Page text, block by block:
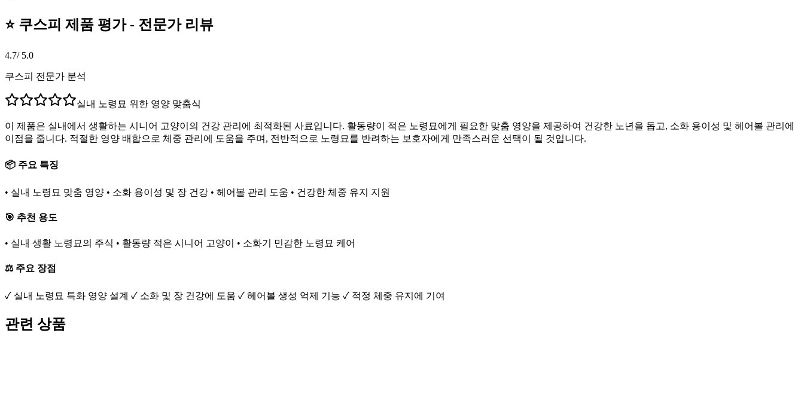
⭐ 쿠스피 제품 평가 - 전문가 리뷰
4.7/ 5.0
쿠스피 전문가 분석
실내 노령묘 위한 영양 맞춤식
이 제품은 실내에서 생활하는 시니어 고양이의 건강 관리에 최적화된 사료입니다. 활동량이 적은 노령묘에게 필요한 맞춤 영양을 제공하여 건강한 노년을 돕고, 소화 용이성 및 헤어볼 관리에
이점을 줍니다. 적절한 영양 배합으로 체중 관리에 도움을 주며, 전반적으로 노령묘를 반려하는 보호자에게 만족스러운 선택이 될 것입니다.
📦 주요 특징
• 실내 노령묘 맞춤 영양 • 소화 용이성 및 장 건강 • 헤어볼 관리 도움 • 건강한 체중 유지 지원
🎯 추천 용도
• 실내 생활 노령묘의 주식 • 활동량 적은 시니어 고양이 • 소화기 민감한 노령묘 케어
⚖️ 주요 장점
✓ 실내 노령묘 특화 영양 설계 ✓ 소화 및 장 건강에 도움 ✓ 헤어볼 생성 억제 기능 ✓ 적정 체중 유지에 기여
관련 상품